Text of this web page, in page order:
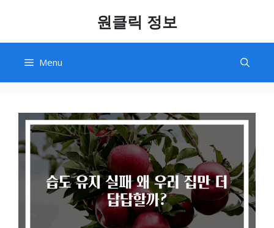
content
원클릭 정보
Menu